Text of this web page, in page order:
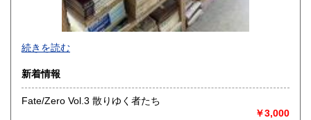
-
沿線名：-
最寄駅：-
営業時間：-
定休日：-
続きを読む
新着情報
Fate/Zero Vol.3 散りゆく者たち
￥3,000